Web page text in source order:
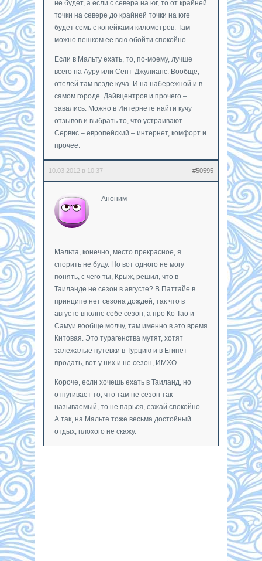
не будет, а если с севера на юг, то от крайней
точки на севере до крайней точки на юге
будет семь с копейками километров. Там
можно пешком ее всю обойти спокойно.
Если в Мальту ехать, то, по-моему, лучше
всего на Ауру или Сент-Джулианс. Вообще,
отелей там везде куча. И на набережной и в
самом городе. Дайвцентров и прочего –
завались. Можно в Интернете найти кучу
отзывов и выбрать то, что устраивают.
Сервис – европейский – интернет, комфорт и
прочее.
10.03.2012 в 10:37 #50595
Аноним
Мальта, конечно, место прекрасное, я
спорить не буду. Но вот одного не могу
понять, с чего ты, Крыж, решил, что в
Таиланде не сезон в августе? В Паттайе в
принципе нет сезона дождей, так что в
августе вполне себе сезон, а про Ко Тао и
Самуи вообще молчу, там именно в это время
Китовая. Это турагенства мутят, хотят
залежалые путевки в Турцию и в Египет
продать, вот у них и не сезон, ИМХО.
Короче, если хочешь ехать в Таиланд, но
отпугивает то, что там не сезон так
называемый, то не парься, езжай спокойно.
А так, на Мальте тоже весьма достойный
отдых, плохого не скажу.